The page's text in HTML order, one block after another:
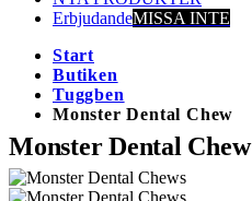
ErbjudandeMISSA INTE
Start
Butiken
Tuggben
Monster Dental Chew
Monster Dental Chew